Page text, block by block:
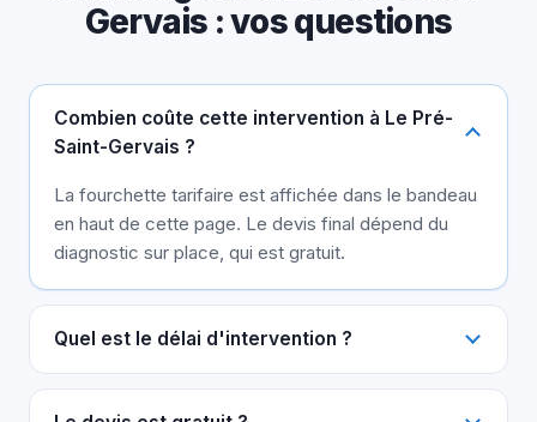
Gervais : vos questions
Combien coûte cette intervention à Le Pré-
Saint-Gervais ?
La fourchette tarifaire est affichée dans le bandeau
en haut de cette page. Le devis final dépend du
diagnostic sur place, qui est gratuit.
Quel est le délai d'intervention ?